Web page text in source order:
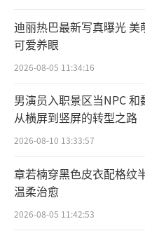
功吸引了众人注意
区弹棋战神」杨迪
狠话，结果却打成平
迪丽热巴最新写真曝光 美
可爱养眼
2026-08-05 11:34:16
男演员入职景区当NPC 和
从横屏到竖屏的转型之路
2026-08-10 13:33:57
章若楠穿黑色皮衣配格纹
温柔治愈
2026-08-05 11:42:53